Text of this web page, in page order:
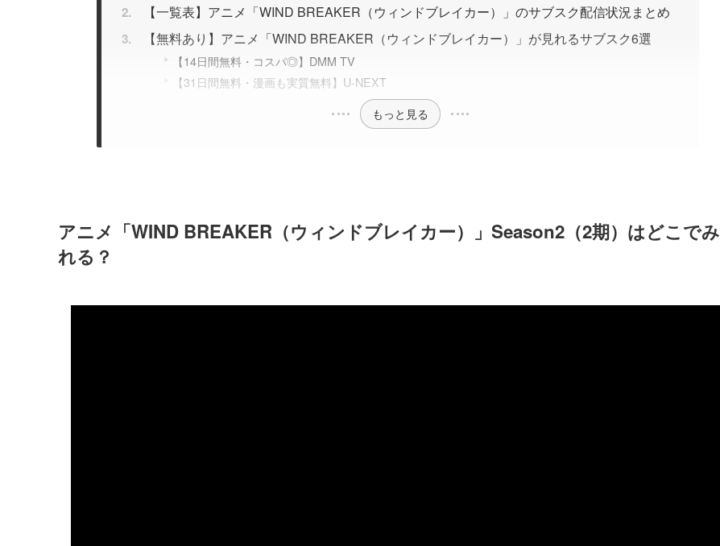
【一覧表】アニメ「WIND BREAKER（ウィンドブレイカー）」のサブスク配信状況まとめ
【無料あり】アニメ「WIND BREAKER（ウィンドブレイカー）」が見れるサブスク6選
【14日間無料・コスパ◎】DMM TV
【31日間無料・漫画も実質無料】U-NEXT
もっと見る
アニメ「WIND BREAKER（ウィンドブレイカー）」Season2（2期）はどこでみ
れる？